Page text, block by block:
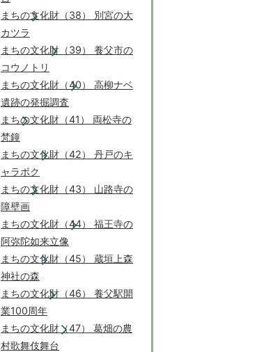
まちの文化財（38） 別宮の大
カツラ
まちの文化財（39） 養父市の
コウノトリ
まちの文化財（40） 高柳ナベ
遺跡の発掘調査
まちの文化財（41） 両松寺の
梵鐘
まちの文化財（42） 丹戸のキ
ャラボク
まちの文化財（43） 山路寺の
障壁画
まちの文化財（44） 福王寺の
阿弥陀如来立像
まちの文化財（45） 蔵垣上森
神社の森
まちの文化財（46） 養父駅開
業100周年
まちの文化財（47） 葛畑の農
村歌舞伎舞台